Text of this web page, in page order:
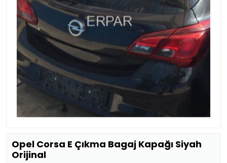
Opel Corsa E Çıkma Bagaj Kapağı Siyah
Orijinal